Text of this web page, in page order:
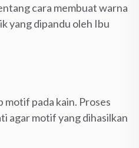
cara membuat warna
yang dipandu oleh Ibu
motif pada kain. Proses
agar motif yang dihasilkan